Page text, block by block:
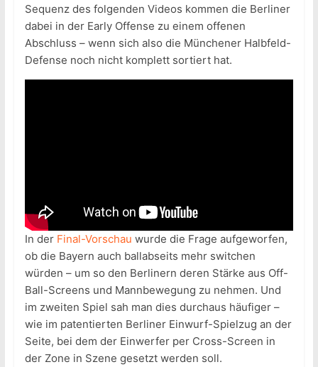
Sequenz des folgenden Videos kommen die Berliner
dabei in der Early Offense zu einem offenen
Abschluss – wenn sich also die Münchener Halbfeld-
Defense noch nicht komplett sortiert hat.
In der Final-Vorschau wurde die Frage aufgeworfen,
ob die Bayern auch ballabseits mehr switchen
würden – um so den Berlinern deren Stärke aus Off-
Ball-Screens und Mannbewegung zu nehmen. Und
im zweiten Spiel sah man dies durchaus häufiger –
wie im patentierten Berliner Einwurf-Spielzug an der
Seite, bei dem der Einwerfer per Cross-Screen in
der Zone in Szene gesetzt werden soll.